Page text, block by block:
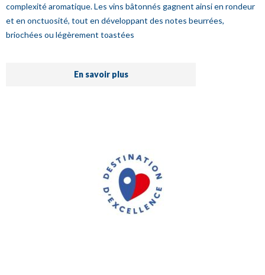
complexité aromatique. Les vins bâtonnés gagnent ainsi en rondeur
et en onctuosité, tout en développant des notes beurrées,
briochées ou légèrement toastées
En savoir plus